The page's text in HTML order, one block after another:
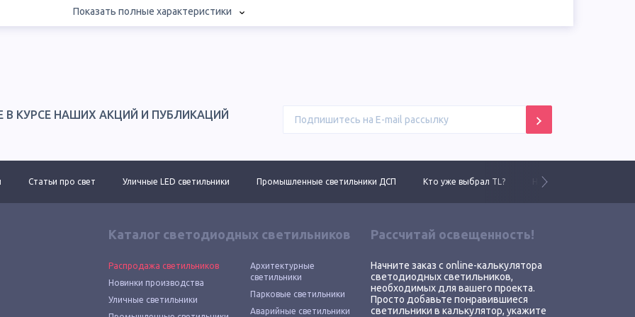
Показать полные характеристики
В КУРСЕ НАШИХ АКЦИЙ И ПУБЛИКАЦИЙ
Статьи про свет Уличные LED светильники Промышленные светильники ДСП Кто уже выбрал TL? Новинки 2025 года
Каталог светодиодных светильников
Распродажа светильников
Новинки производства
Уличные светильники
Архитектурные
светильники
Парковые светильники
Аварийные светильники
Рассчитай освещенность!
Начните заказ с online-калькулятора
светодиодных светильников,
необходимых для вашего проекта.
Просто добавьте понравившиеся
светильники в калькулятор, укажите